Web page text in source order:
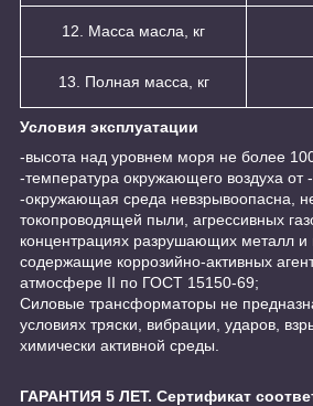
12. Масса масла, кг
13. Полная масса, кг
Условия эксплуатации
-высота над уровнем моря не более
-температура окружающего воздуха от
-окружающая среда невзрывоопасна,
токопроводящей пыли, агрессивных
концентрациях разрушающих металл и
содержащие коррозийно-активных
атмосфере II по ГОСТ 15150-69;
Силовые трансформаторы не
условиях тряски, вибрации, ударов,
химически активной среды.
ГАРАНТИЯ 5 ЛЕТ. Сертификат